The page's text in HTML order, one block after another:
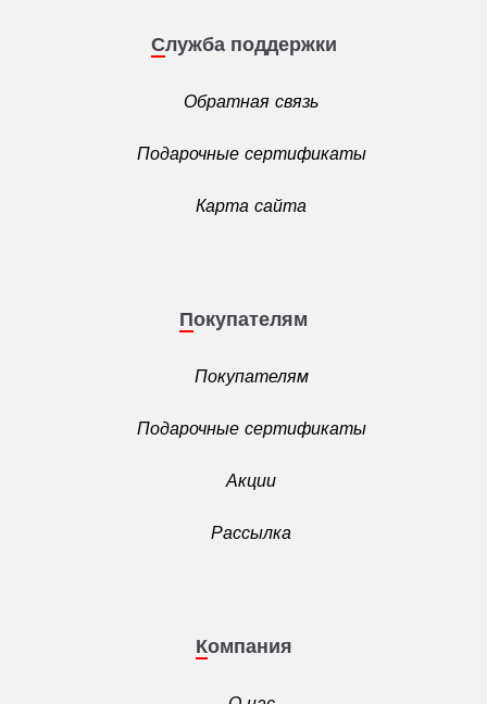
Служба поддержки
Обратная связь
Подарочные сертификаты
Карта сайта
Покупателям
Покупателям
Подарочные сертификаты
Акции
Рассылка
Компания